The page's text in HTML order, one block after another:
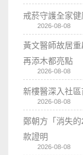
戒菸守護全家
2026-08-08
黃文醫師故居
再添木都亮點
2026-08-08
新樓醫深入社
2026-08-08
鄭朝方「消失
款證明
2026-08-08